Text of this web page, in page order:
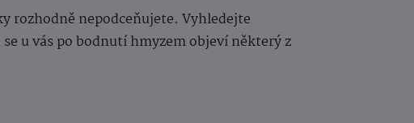
rozhodně nepodceňujete. Vyhledejte
u vás po bodnutí hmyzem objeví některý z